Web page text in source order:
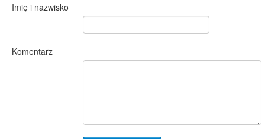
Imię i nazwisko
Komentarz